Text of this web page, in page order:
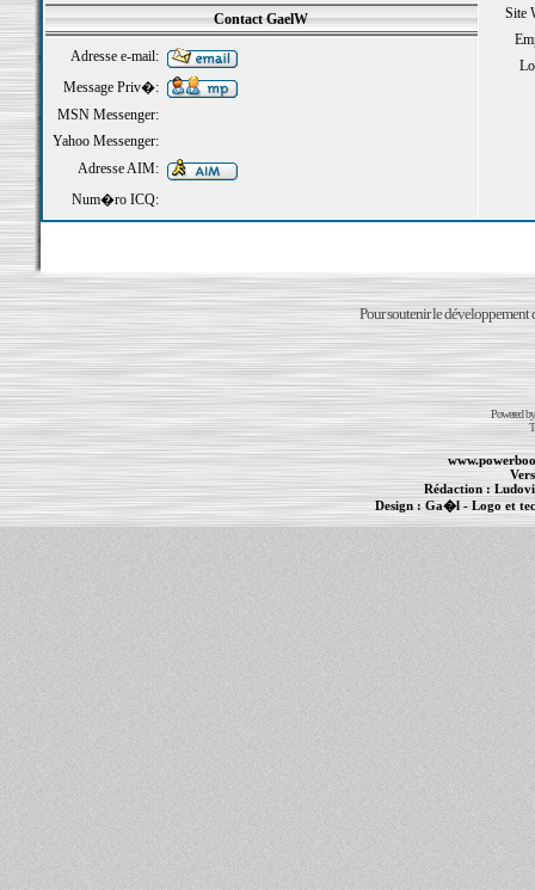
Site
Contact GaelW
Adresse e-mail:
Message Priv�:
MSN Messenger:
Yahoo Messenger:
Adresse AIM:
Num�ro ICQ:
Pour soutenir le développement
Powered
Rédaction :
Design : Ga�l- Logo et
Informations : PowerBook -